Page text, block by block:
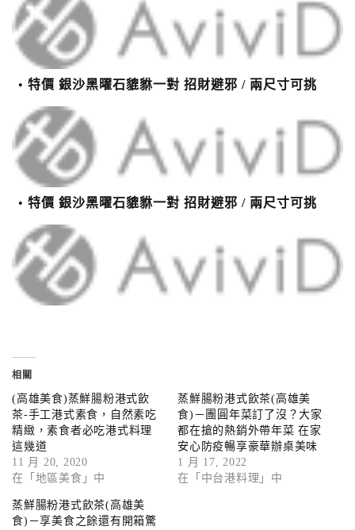
特價 銀沙黑曜石貔貅一對 招財避邪 / 兩尺寸可挑
特價 銀沙黑曜石貔貅一對 招財避邪 / 兩尺寸可挑
相關
(高雄美食)蒸鮮腸粉港式飲
茶-手工港式素食，自然素吃
精緻，素食者必吃港式料理
這幾道
11 月 20, 2020
在「地區美食」中
蒸鮮腸粉港式飲茶(高雄美
食)－團圓年菜訂了沒？大家
都在搶的熱銷外帶年菜 在家
安心防疫暢享豪華辦桌美味
1 月 17, 2022
在「中台港料理」中
蒸鮮腸粉港式飲茶(高雄美
食)－享美食之餘還有開箱驚